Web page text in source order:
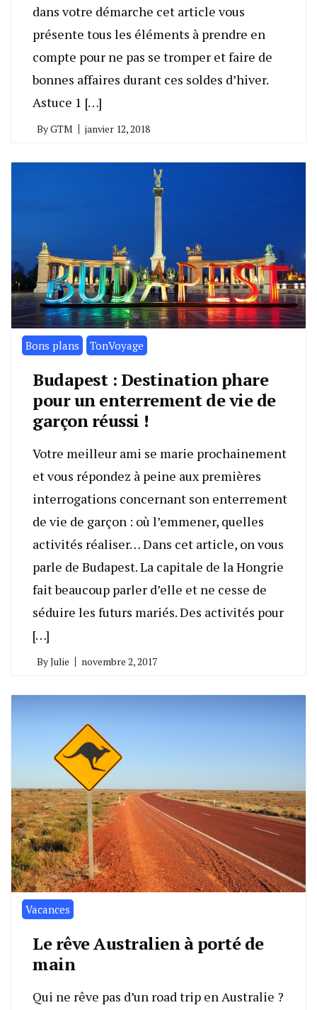
dans votre démarche cet article vous
présente tous les éléments à prendre en
compte pour ne pas se tromper et faire de
bonnes affaires durant ces soldes d’hiver.
Astuce 1 […]
ByGTM janvier 12, 2018
Bons plans TonVoyage
Budapest : Destination phare
pour un enterrement de vie de
garçon réussi !
Votre meilleur ami se marie prochainement
et vous répondez à peine aux premières
interrogations concernant son enterrement
de vie de garçon : où l’emmener, quelles
activités réaliser… Dans cet article, on vous
parle de Budapest. La capitale de la Hongrie
fait beaucoup parler d’elle et ne cesse de
séduire les futurs mariés. Des activités pour
[…]
ByJulie novembre 2, 2017
Vacances
Le rêve Australien à porté de
main
Qui ne rêve pas d’un road trip en Australie ?